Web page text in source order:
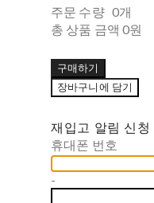
주문 수량 0개
총 상품 금액 0원
구매하기
장바구니에 담기
재입고 알림 신청
휴대폰 번호
-